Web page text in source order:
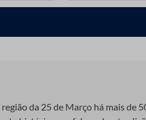
da 25 de Março há mais de